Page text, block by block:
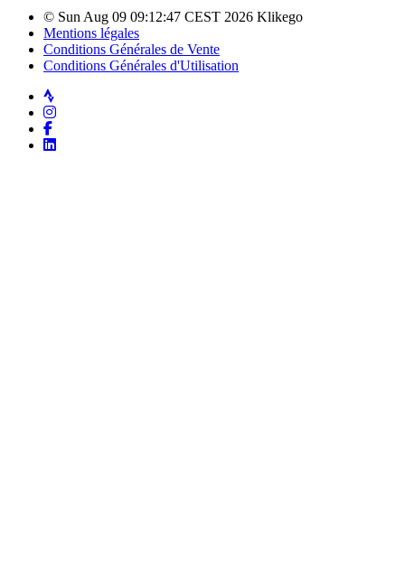
© Sun Aug 09 09:12:47 CEST 2026 Klikego
Mentions légales
Conditions Générales de Vente
Conditions Générales d'Utilisation
Strava
Instagram
Facebook
LinkedIn